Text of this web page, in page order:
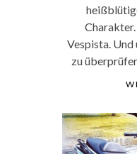
Vespista. Und
zu